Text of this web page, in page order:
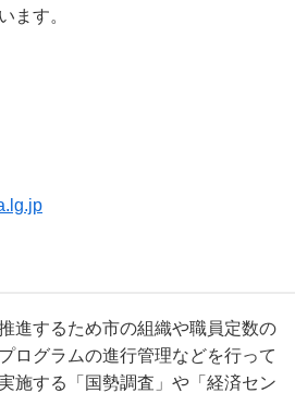
ます。
進するため市の組織や職員定数の
ログラムの進行管理などを行って
施する「国勢調査」や「経済セン